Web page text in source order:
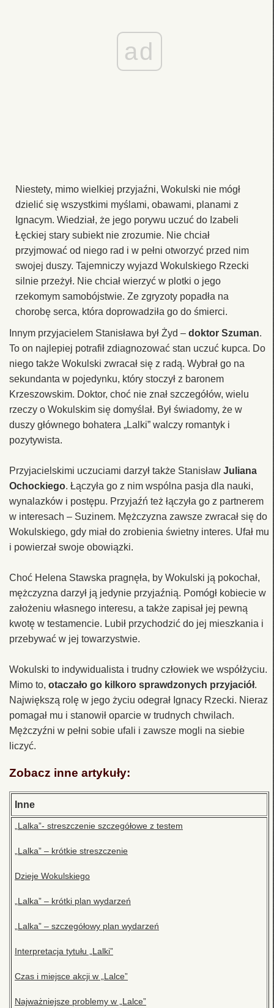
ad
Niestety, mimo wielkiej przyjaźni, Wokulski nie mógł
dzielić się wszystkimi myślami, obawami, planami z
Ignacym. Wiedział, że jego porywu uczuć do Izabeli
Łęckiej stary subiekt nie zrozumie. Nie chciał
przyjmować od niego rad i w pełni otworzyć przed nim
swojej duszy. Tajemniczy wyjazd Wokulskiego Rzecki
silnie przeżył. Nie chciał wierzyć w plotki o jego
rzekomym samobójstwie. Ze zgryzoty popadła na
chorobę serca, która doprowadziła go do śmierci.
Innym przyjacielem Stanisława był Żyd – doktor Szuman.
To on najlepiej potrafił zdiagnozować stan uczuć kupca. Do
niego także Wokulski zwracał się z radą. Wybrał go na
sekundanta w pojedynku, który stoczył z baronem
Krzeszowskim. Doktor, choć nie znał szczegółów, wielu
rzeczy o Wokulskim się domyślał. Był świadomy, że w
duszy głównego bohatera „Lalki” walczy romantyk i
pozytywista.
Przyjacielskimi uczuciami darzył także Stanisław Juliana
Ochockiego. Łączyła go z nim wspólna pasja dla nauki,
wynalazków i postępu. Przyjaźń też łączyła go z partnerem
w interesach – Suzinem. Mężczyzna zawsze zwracał się do
Wokulskiego, gdy miał do zrobienia świetny interes. Ufał mu
i powierzał swoje obowiązki.
Choć Helena Stawska pragnęła, by Wokulski ją pokochał,
mężczyzna darzył ją jedynie przyjaźnią. Pomógł kobiecie w
założeniu własnego interesu, a także zapisał jej pewną
kwotę w testamencie. Lubił przychodzić do jej mieszkania i
przebywać w jej towarzystwie.
Wokulski to indywidualista i trudny człowiek we współżyciu.
Mimo to, otaczało go kilkoro sprawdzonych przyjaciół.
Największą rolę w jego życiu odegrał Ignacy Rzecki. Nieraz
pomagał mu i stanowił oparcie w trudnych chwilach.
Mężczyźni w pełni sobie ufali i zawsze mogli na siebie
liczyć.
Zobacz inne artykuły:
Inne
„Lalka”- streszczenie szczegółowe z testem
„Lalka” – krótkie streszczenie
Dzieje Wokulskiego
„Lalka” – krótki plan wydarzeń
„Lalka” – szczegółowy plan wydarzeń
Interpretacja tytułu „Lalki”
Czas i miejsce akcji w „Lalce”
Najważniejsze problemy w „Lalce”